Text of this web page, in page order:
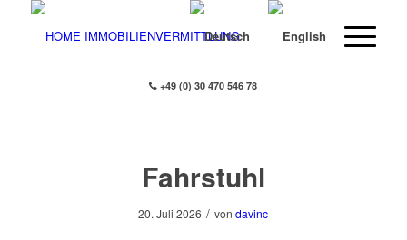
+49 (0) 30 470 546 78
Fahrstuhl
20. Juli 2026 / vondavinc